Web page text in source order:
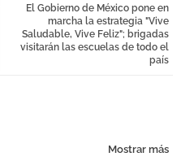
atsa
pp
El Gobierno de México pone en
marcha la estrategia "Vive
Saludable, Vive Feliz"; brigadas
visitarán las escuelas de todo el
país
Mostrar más